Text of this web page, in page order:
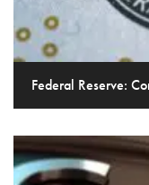
Federal Reserve: